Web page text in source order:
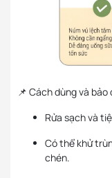
📌 Cách dùng và bảo
Rửa sạch và
Có thể khử
chén.